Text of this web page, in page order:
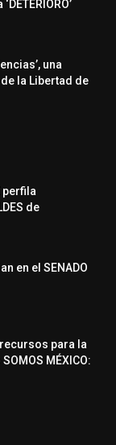
una
la Libertad de
perfila
de
en el SENADO
para la
MÉXICO: